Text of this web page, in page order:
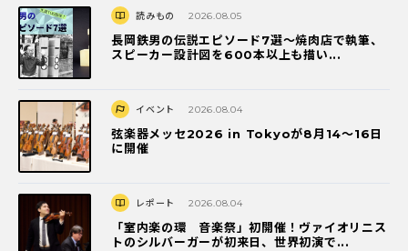
読みもの 2026.08.05
長岡鉄男の伝説エピソード7選〜焼肉店で執筆、
スピーカー設計図を600本以上も描い...
イベント 2026.08.04
弦楽器メッセ2026 in Tokyoが8月14～16日
に開催
レポート 2026.08.04
「室内楽の環 音楽祭」初開催！ヴァイオリニス
トのシルバーガーが初来日、世界初演で...